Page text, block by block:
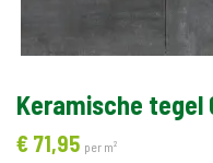
Keramische tegel
€ 71,95 per m²